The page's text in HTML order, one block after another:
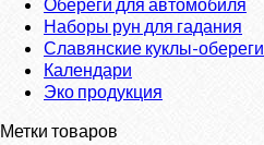
Наборы рун для гадания
Славянские куклы-обереги
Календари
Эко продукция
Метки товаров